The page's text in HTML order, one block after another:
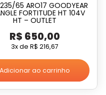
235/65 ARO17 GOODYEAR
FORTITUDE HT 104V
HT – OUTLET
R$ 650,00
3x deR$ 216,67
Adicionar ao carrinho